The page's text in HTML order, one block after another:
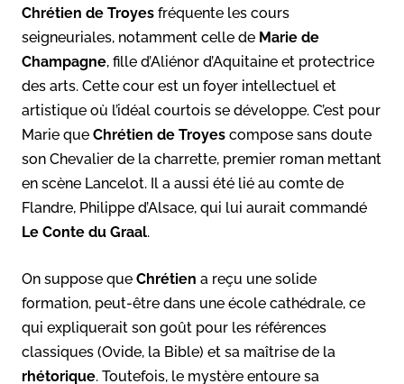
Chrétien de Troyes fréquente les cours
seigneuriales, notamment celle de Marie de
Champagne, fille d’Aliénor d’Aquitaine et protectrice
des arts. Cette cour est un foyer intellectuel et
artistique où l’idéal courtois se développe. C’est pour
Marie que Chrétien de Troyes compose sans doute
son Chevalier de la charrette, premier roman mettant
en scène Lancelot. Il a aussi été lié au comte de
Flandre, Philippe d’Alsace, qui lui aurait commandé
Le Conte du Graal.
On suppose que Chrétien a reçu une solide
formation, peut-être dans une école cathédrale, ce
qui expliquerait son goût pour les références
classiques (Ovide, la Bible) et sa maîtrise de la
rhétorique. Toutefois, le mystère entoure sa